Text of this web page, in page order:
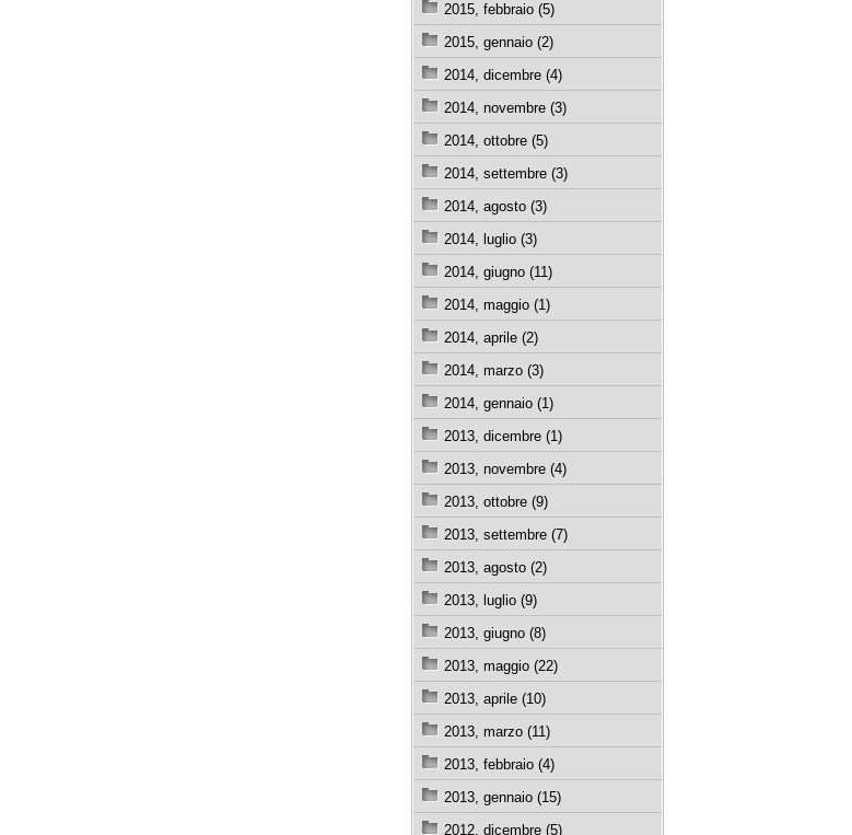
2015, febbraio (5)
2015, gennaio (2)
2014, dicembre (4)
2014, novembre (3)
2014, ottobre (5)
2014, settembre (3)
2014, agosto (3)
2014, luglio (3)
2014, giugno (11)
2014, maggio (1)
2014, aprile (2)
2014, marzo (3)
2014, gennaio (1)
2013, dicembre (1)
2013, novembre (4)
2013, ottobre (9)
2013, settembre (7)
2013, agosto (2)
2013, luglio (9)
2013, giugno (8)
2013, maggio (22)
2013, aprile (10)
2013, marzo (11)
2013, febbraio (4)
2013, gennaio (15)
2012, dicembre (5)